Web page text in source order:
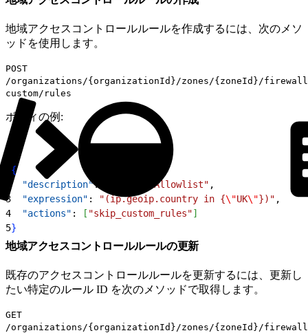
地域アクセスコントロールルールを作成するには、次のメソ
ッドを使用します。
POST
/organizations/{organizationId}/zones/{zoneId}/
custom/rules
ボディの例:
{
  "description"
: "Country Allowlist" ,
3
  "expression"
: "(ip.geoip.country in {\"UK\"})" ,
4
  "actions"
: [ "skip_custom_rules"]
5}
地域アクセスコントロールルールの更新
既存のアクセスコントロールルールを更新するには、更新し
たい特定のルール ID を次のメソッドで取得します。
GET
/organizations/{organizationId}/zones/{zoneId}/